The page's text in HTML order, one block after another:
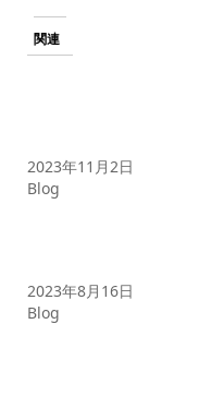
関連
2023年11月2日
Blog
2023年8月16日
Blog